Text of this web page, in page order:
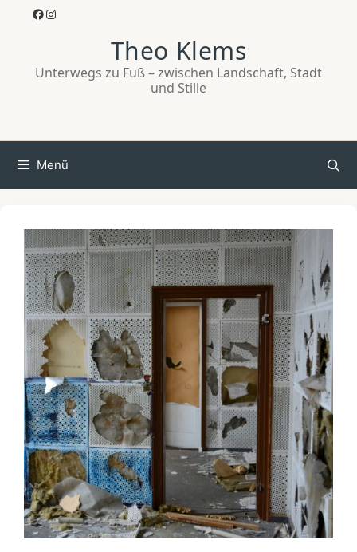
Facebook
Instagram
Theo Klems
Unterwegs zu Fuß – zwischen Landschaft, Stadt
und Stille
Menü